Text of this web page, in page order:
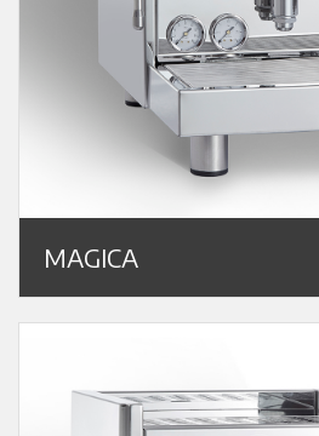
MAGICA